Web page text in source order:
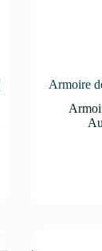
Armoire